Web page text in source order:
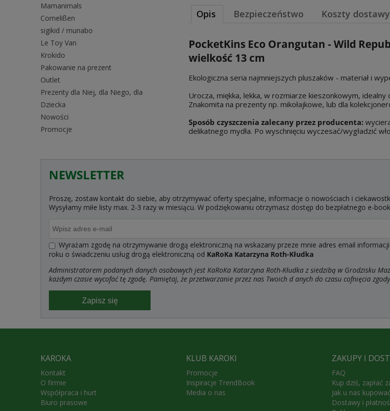
Mamanimals
Cornelißen
sigikid / munabo
Le Toy Van
Krokido
Pakowanie na prezent
Outlet
Prezenty dla Niej, dla Niego, dla
Dziecka
Nowości
Promocje
Opis Bezpieczeństwo Koszty dostawy
PocketKins Eco Orangutan - Wild
wielkość 13 cm
Ekologiczna seria najmniejszych pluszaków - materiał i
Urocza, miękka, lekka, w rozmiarze kieszonkowym,
Znakomita na prezenty np. mikołajkowe, lub dla
Sposób czyszczenia zalecany przez producenta:
delikatnego mydła. Po wyschnięciu wyczesać/wygładzić
NEWSLETTER
Proszę, zostaw kontakt do siebie, aby otrzymywać oferty specjalne, informacje o nowościach i
Wysyłamy miłe listy max. 2-3 razy w miesiącu. W podziękowaniu otrzymasz dostęp do bezpłatnego e-
Wyrażam zgodę na otrzymywanie drogą elektroniczną na wskazany przeze mnie adres email
roku o świadczeniu usług drogą elektroniczną od KaRoKa Katarzyna Roth-Kłudka
Administratorem podanych danych osobowych jest KaRoKa Katarzyna Roth-Kłudka z siedzibą w Grodzisku
każdym czasie wycofać tę zgodę. Pamiętaj, że przetwarzanie przez nas Twoich d anych do czasu cofnięcia
Zapisz się
KAROKA
Kontakt
O firmie
Współpraca i hurt
Biuro prasowe
KLUB KAROKI
Promocje
Inspiracje TrendBook
Media o nas
ZAKUPY I
FAQ
Kup dziś, zapłać
Jak u nas
Dostawy i